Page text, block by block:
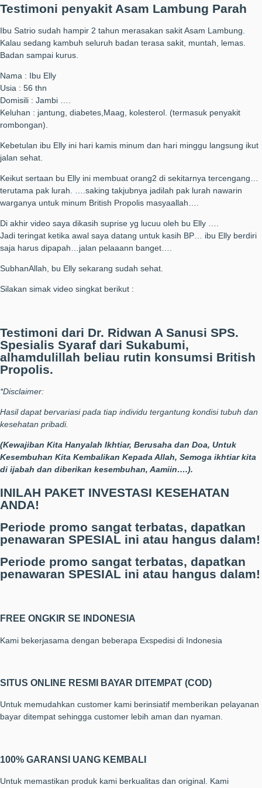
Testimoni penyakit Asam Lambung Parah
Ibu Satrio sudah hampir 2 tahun merasakan sakit Asam Lambung.
Kalau sedang kambuh seluruh badan terasa sakit, muntah, lemas.
Badan sampai kurus.
Nama : Ibu Elly
Usia : 56 thn
Domisili : Jambi ….
Keluhan : jantung, diabetes,Maag, kolesterol. (termasuk penyakit
rombongan).
Kebetulan ibu Elly ini hari kamis minum dan hari minggu langsung ikut
jalan sehat.
Keikut sertaan bu Elly ini membuat orang2 di sekitarnya tercengang…
terutama pak lurah. ….saking takjubnya jadilah pak lurah nawarin
warganya untuk minum British Propolis masyaallah….
Di akhir video saya dikasih suprise yg lucuu oleh bu Elly ….
Jadi teringat ketika awal saya datang untuk kasih BP… ibu Elly berdiri
saja harus dipapah…jalan pelaaann banget….
SubhanAllah, bu Elly sekarang sudah sehat.
Silakan simak video singkat berikut :
Testimoni dari Dr. Ridwan A Sanusi SPS.
Spesialis Syaraf dari Sukabumi,
alhamdulillah beliau rutin konsumsi British
Propolis.
*Disclaimer:
Hasil dapat bervariasi pada tiap individu tergantung kondisi tubuh dan
kesehatan pribadi.
(Kewajiban Kita Hanyalah Ikhtiar, Berusaha dan Doa, Untuk
Kesembuhan Kita Kembalikan Kepada Allah, Semoga ikhtiar kita
di ijabah dan diberikan kesembuhan, Aamiin….).
INILAH PAKET INVESTASI KESEHATAN
ANDA!
Periode promo sangat terbatas, dapatkan
penawaran SPESIAL ini atau hangus dalam!
Periode promo sangat terbatas, dapatkan
penawaran SPESIAL ini atau hangus dalam!
FREE ONGKIR SE INDONESIA
Kami bekerjasama dengan beberapa Exspedisi di Indonesia
SITUS ONLINE RESMI BAYAR DITEMPAT (COD)
Untuk memudahkan customer kami berinsiatif memberikan pelayanan
bayar ditempat sehingga customer lebih aman dan nyaman.
100% GARANSI UANG KEMBALI
Untuk memastikan produk kami berkualitas dan original. Kami